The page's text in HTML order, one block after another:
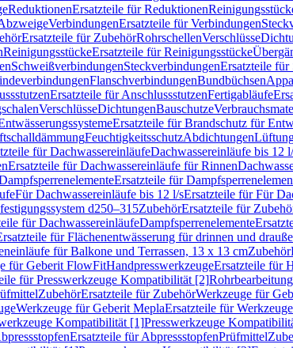
ReduktionenErsatzteile für Reduktionen
VerbindungenErsatzteile für Verbindungen
Ersatzteile für ZubehörRohrschellenVerschlüsse
ReinigungsstückeErsatzteile für Reinigungsstücke
SchweißverbindungenSteckverbindungenErsatzteile für
FlanschverbindungenBundbüchsen
Ersatzteile für AnschlussstutzenFertigabläufe
VerschlüsseDichtungenBauschutze
Ersatzteile für Brandschutz für
FeuchtigkeitsschutzAbdichtungen
für DachwassereinläufeDachwassereinläufe bis 12
Ersatzteile für Dachwassereinläufe für Rinnen
Ersatzteile für
Für Dachwassereinläufe bis 12 l/sErsatzteile für Für
d250–315ZubehörErsatzteile für
für DachwassereinläufeDampfsperrenelemente
für Flächenentwässerung für drinnen und
für Balkone und Terrassen, 13 x 13 cmZubehör
für Geberit FlowFitHandpresswerkzeugeErsatzteile für
für Presswerkzeuge Kompatibilität [2]
ZubehörErsatzteile für ZubehörWerkzeuge für
Werkzeuge für Geberit MeplaErsatzteile für
Kompatibilität [1]Presswerkzeuge
Ersatzteile für AbpressstopfenPrüfmittel